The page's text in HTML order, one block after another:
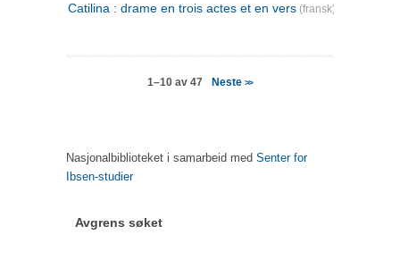
Catilina : drame en trois actes et en vers (fransk)
1–10 av 47 Neste>>
Nasjonalbiblioteket i samarbeid med Senter for
Ibsen-studier
Avgrens søket